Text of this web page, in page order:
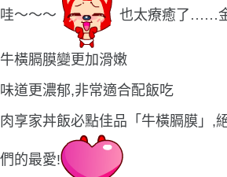
哇〜〜〜 也太療癒了 ……
牛橫膈膜變更加滑嫩
味道更濃郁,非常適合配飯吃
肉享家丼飯必點佳品「牛橫膈膜」,
們的最愛!